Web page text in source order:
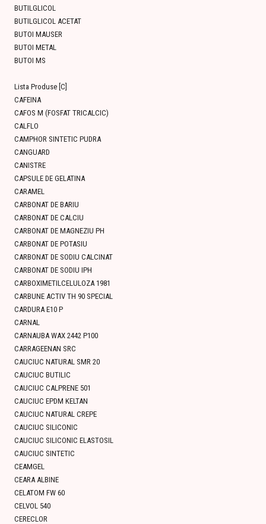
BUTILGLICOL
BUTILGLICOL ACETAT
BUTOI MAUSER
BUTOI METAL
BUTOI MS
Lista Produse [C]
CAFEINA
CAFOS M (FOSFAT TRICALCIC)
CALFLO
CAMPHOR SINTETIC PUDRA
CANGUARD
CANISTRE
CAPSULE DE GELATINA
CARAMEL
CARBONAT DE BARIU
CARBONAT DE CALCIU
CARBONAT DE MAGNEZIU PH
CARBONAT DE POTASIU
CARBONAT DE SODIU CALCINAT
CARBONAT DE SODIU IPH
CARBOXIMETILCELULOZA 1981
CARBUNE ACTIV TH 90 SPECIAL
CARDURA E10 P
CARNAL
CARNAUBA WAX 2442 P100
CARRAGEENAN SRC
CAUCIUC NATURAL SMR 20
CAUCIUC BUTILIC
CAUCIUC CALPRENE 501
CAUCIUC EPDM KELTAN
CAUCIUC NATURAL CREPE
CAUCIUC SILICONIC
CAUCIUC SILICONIC ELASTOSIL
CAUCIUC SINTETIC
CEAMGEL
CEARA ALBINE
CELATOM FW 60
CELVOL 540
CERECLOR